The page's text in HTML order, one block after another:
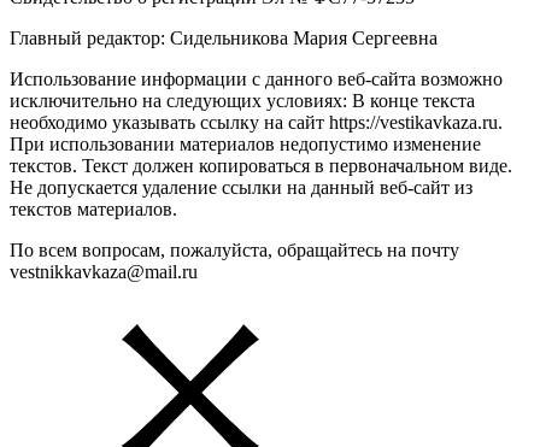
Главный редактор: Сидельникова Мария Сергеевна
Использование информации с данного веб-сайта возможно
исключительно на следующих условиях: В конце текста
необходимо указывать ссылку на сайт https://vestikavkaza.ru.
При использовании материалов недопустимо изменение
текстов. Текст должен копироваться в первоначальном виде.
Не допускается удаление ссылки на данный веб-сайт из
текстов материалов.
По всем вопросам, пожалуйста, обращайтесь на почту
vestnikkavkaza@mail.ru